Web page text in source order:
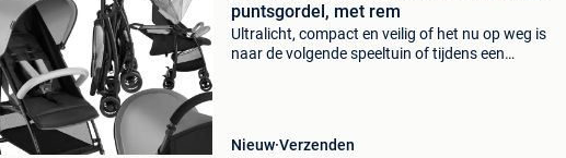
puntsgordel, met rem
Ultralicht, compact en veilig of het nu op weg is
naar de volgende speeltuin of tijdens een
Nieuw Verzenden